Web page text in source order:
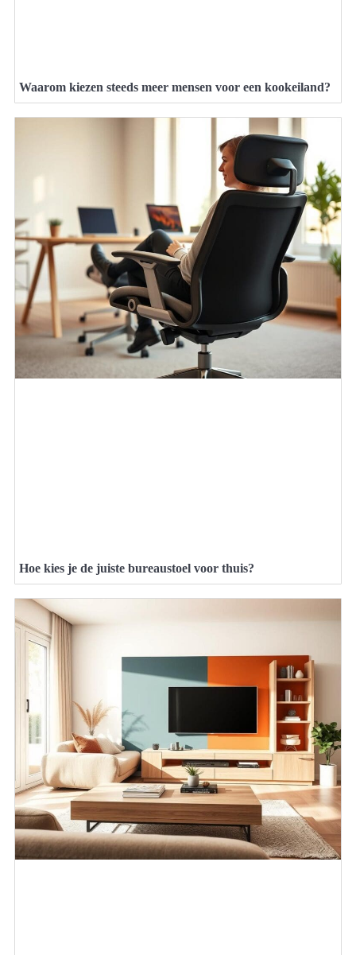
Waarom kiezen steeds meer mensen voor een kookeiland?
Hoe kies je de juiste bureaustoel voor thuis?